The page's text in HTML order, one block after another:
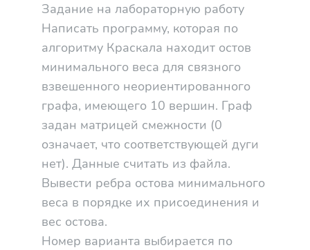
Задание на лабораторную работу
Написать программу, которая по
алгоритму Краскала находит остов
минимального веса для связного
взвешенного неориентированного
графа, имеющего 10 вершин. Граф
задан матрицей смежности (0
означает, что соответствующей дуги
нет). Данные считать из файла.
Вывести ребра остова минимального
веса в порядке их присоединения и
вес остова.
Номер варианта выбирается по